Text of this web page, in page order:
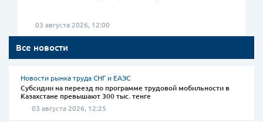
Все новости
Новости рынка труда СНГ и ЕАЭС
Субсидии на переезд по программе трудовой мобильности в
Казахстане превышают 300 тыс. тенге
03 августа 2026, 12:25
03 августа 2026, 12:00